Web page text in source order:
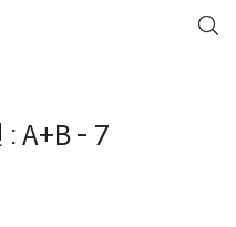
A+B - 7